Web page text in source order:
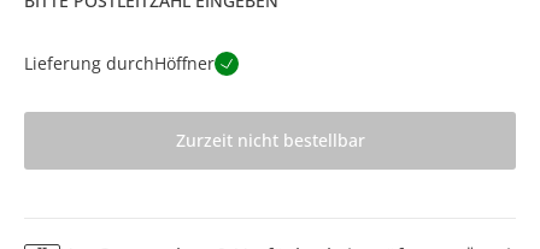
Lieferung durchHöffner
Zurzeit nicht bestellbar